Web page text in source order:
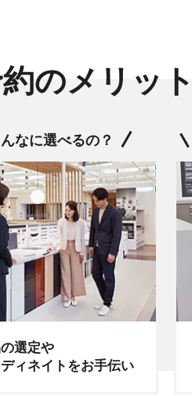
のメリット
なに選べるの？
選定や
ィネイトをお手伝い